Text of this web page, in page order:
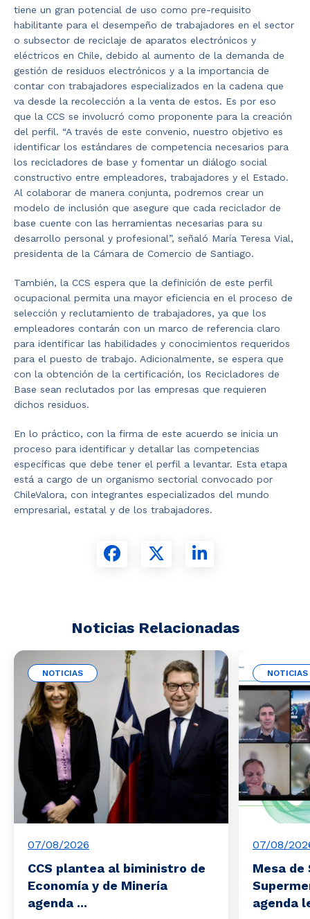
tiene un gran potencial de uso como pre-requisito
habilitante para el desempeño de trabajadores en el sector
o subsector de reciclaje de aparatos electrónicos y
eléctricos en Chile, debido al aumento de la demanda de
gestión de residuos electrónicos y a la importancia de
contar con trabajadores especializados en la cadena que
va desde la recolección a la venta de estos. Es por eso
que la CCS se involucró como proponente para la creación
del perfil. “A través de este convenio, nuestro objetivo es
identificar los estándares de competencia necesarios para
los recicladores de base y fomentar un diálogo social
constructivo entre empleadores, trabajadores y el Estado.
Al colaborar de manera conjunta, podremos crear un
modelo de inclusión que asegure que cada reciclador de
base cuente con las herramientas necesarias para su
desarrollo personal y profesional”, señaló María Teresa Vial,
presidenta de la Cámara de Comercio de Santiago.
También, la CCS espera que la definición de este perfil
ocupacional permita una mayor eficiencia en el proceso de
selección y reclutamiento de trabajadores, ya que los
empleadores contarán con un marco de referencia claro
para identificar las habilidades y conocimientos requeridos
para el puesto de trabajo. Adicionalmente, se espera que
con la obtención de la certificación, los Recicladores de
Base sean reclutados por las empresas que requieren
dichos residuos.
En lo práctico, con la firma de este acuerdo se inicia un
proceso para identificar y detallar las competencias
específicas que debe tener el perfil a levantar. Esta etapa
está a cargo de un organismo sectorial convocado por
ChileValora, con integrantes especializados del mundo
empresarial, estatal y de los trabajadores.
Noticias Relacionadas
NOTICIAS
07/08/2026
CCS plantea al biministro de
Economía y de Minería
agenda ...
NOTICIAS
07/08/
Mesa de
agenda